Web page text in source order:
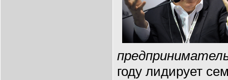
году лидирует